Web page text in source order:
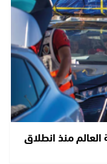
مغاربة العالم منذ انطلاق